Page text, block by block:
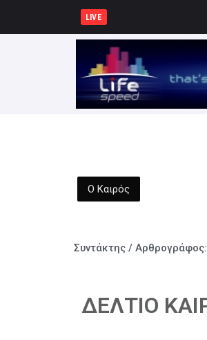
LIVE
Ο Καιρός
Συντάκτης / Αρθρογράφος:
ΔΕΛΤΙΟ